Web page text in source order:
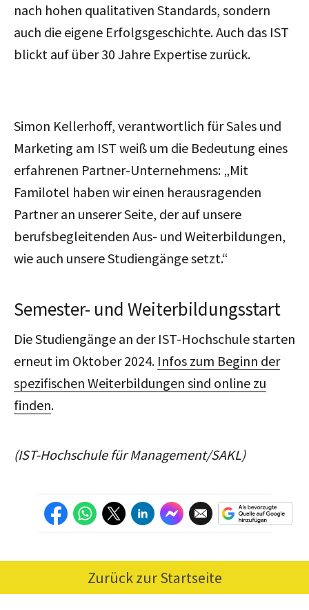
nach hohen qualitativen Standards, sondern
auch die eigene Erfolgsgeschichte. Auch das IST
blickt auf über 30 Jahre Expertise zurück.
Simon Kellerhoff, verantwortlich für Sales und
Marketing am IST weiß um die Bedeutung eines
erfahrenen Partner-Unternehmens: „Mit
Familotel haben wir einen herausragenden
Partner an unserer Seite, der auf unsere
berufsbegleitenden Aus- und Weiterbildungen,
wie auch unsere Studiengänge setzt.“
Semester- und Weiterbildungsstart
Die Studiengänge an der IST-Hochschule starten
erneut im Oktober 2024. Infos zum Beginn der
spezifischen Weiterbildungen sind online zu
finden.
(IST-Hochschule für Management/SAKL)
Zurück zur Startseite